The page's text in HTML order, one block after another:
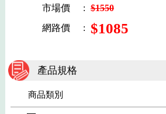
市場價
: $1550
網路價
: $1085
產品規格
商品類別